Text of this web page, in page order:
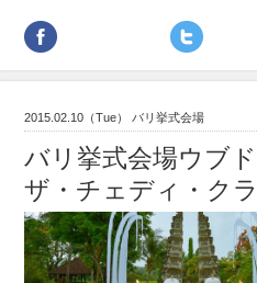
2015.02.10（Tue） バリ挙式会場
バリ挙式会場ウブド
ザ・チェディ・ク